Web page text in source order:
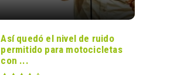
Así quedó el nivel de ruido
permitido para motocicletas
con ...